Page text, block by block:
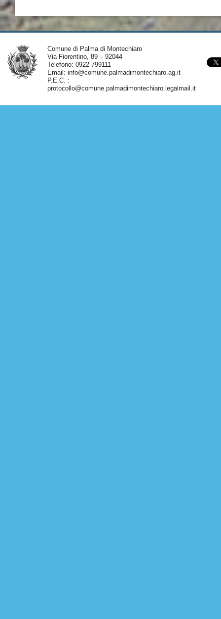
Comune di Palma di Montechiaro
Via Fiorentino, 89 – 92044
Telefono: 0922 799111
Email: info@comune.palmadimontechiaro.ag.it
P.E.C. :
protocollo@comune.palmadimontechiaro.legalmail.it